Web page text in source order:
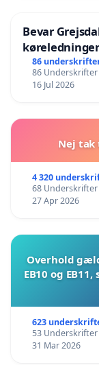
Bevar
86
86
16 Jul 2026
Nej tak
4 320
68
27 Apr 2026
Overhold
EB10 og
623
53
31 Mar 2026